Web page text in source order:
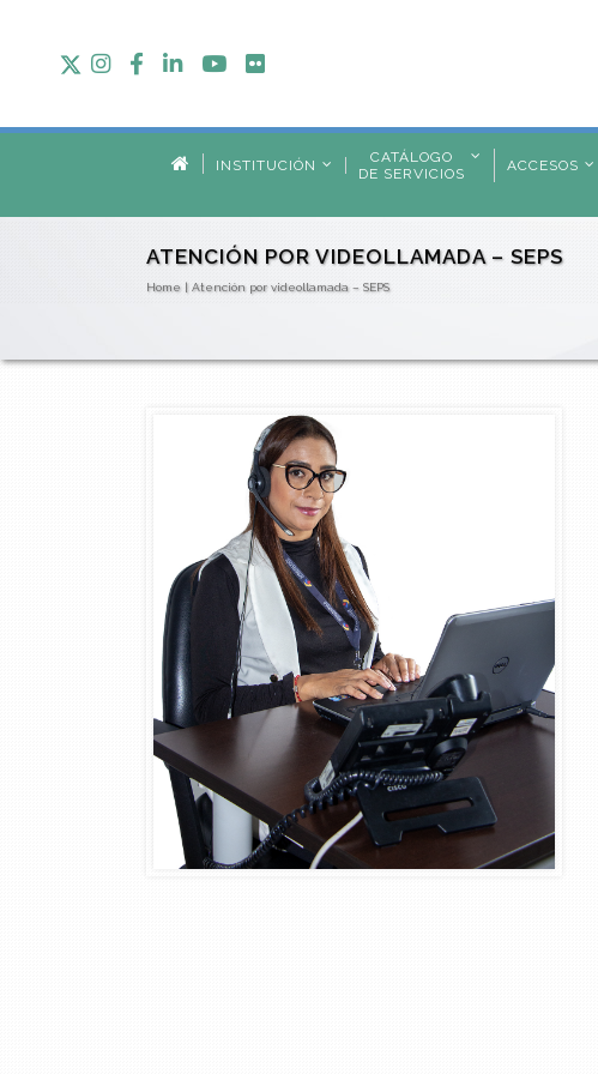
INSTITUCIÓN
CATÁLOGO
DE SERVICIOS
ACCESOS
ATENCIÓN POR VIDEOLLAMADA – SEPS
Home | Atención por videollamada – SEPS